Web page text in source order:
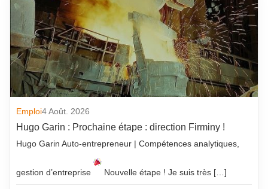
Emploi4 Août. 2026
Hugo Garin : Prochaine étape : direction Firminy !
Hugo Garin Auto-entrepreneur | Compétences analytiques,
gestion d’entreprise Nouvelle étape ! Je suis très […]